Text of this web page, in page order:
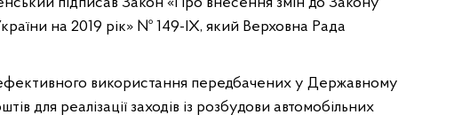
на 2019 рік» № 149-ІХ, який Верховна Рада
використання передбачених у Державному
для реалізації заходів із розбудови автомобільних